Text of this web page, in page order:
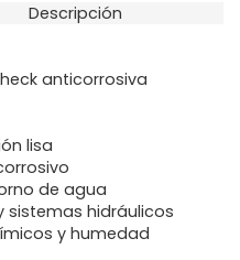
Descripción
anticorrosiva
lisa
de agua
sistemas hidráulicos
y humedad